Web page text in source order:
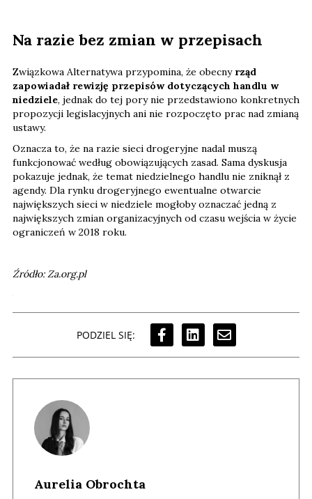
Na razie bez zmian w przepisach
Związkowa Alternatywa przypomina, że obecny rząd
zapowiadał rewizję przepisów dotyczących handlu w
niedziele, jednak do tej pory nie przedstawiono konkretnych
propozycji legislacyjnych ani nie rozpoczęto prac nad zmianą
ustawy.
Oznacza to, że na razie sieci drogeryjne nadal muszą
funkcjonować według obowiązujących zasad. Sama dyskusja
pokazuje jednak, że temat niedzielnego handlu nie zniknął z
agendy. Dla rynku drogeryjnego ewentualne otwarcie
największych sieci w niedziele mogłoby oznaczać jedną z
największych zmian organizacyjnych od czasu wejścia w życie
ograniczeń w 2018 roku.
Źródło: Za.org.pl
PODZIEL SIĘ:
Aurelia Obrochta